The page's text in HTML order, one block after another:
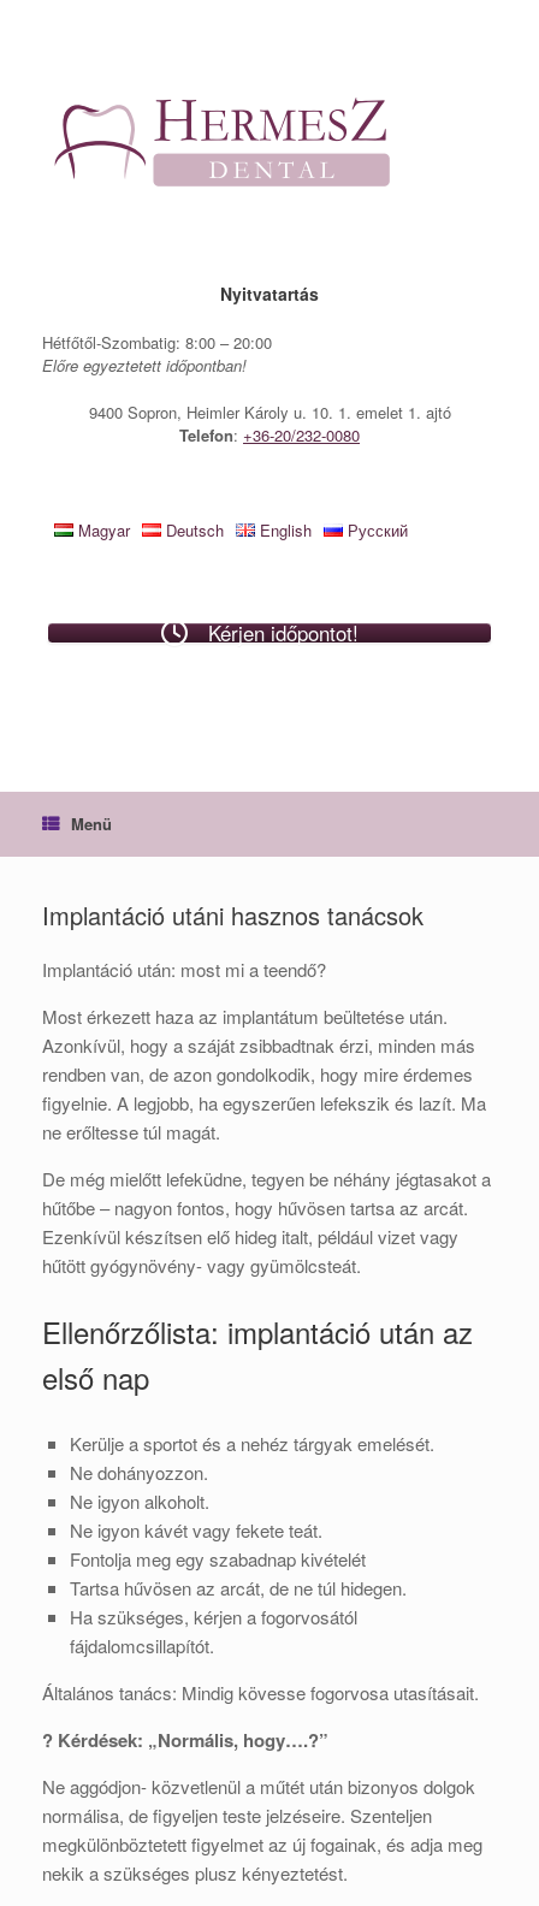
Nyitvatartás
Hétfőtől-Szombatig: 8:00 – 20:00
Előre egyeztetett időpontban!
9400 Sopron, Heimler Károly u. 10. 1. emelet 1. ajtó
Telefon: +36-20/232-0080
Magyar Deutsch English Русский
Kérjen időpontot!
Menü
Implantáció utáni hasznos tanácsok
Implantáció után: most mi a teendő?
Most érkezett haza az implantátum beültetése után.
Azonkívül, hogy a száját zsibbadtnak érzi, minden más
rendben van, de azon gondolkodik, hogy mire érdemes
figyelnie. A legjobb, ha egyszerűen lefekszik és lazít. Ma
ne erőltesse túl magát.
De még mielőtt lefeküdne, tegyen be néhány jégtasakot a
hűtőbe – nagyon fontos, hogy hűvösen tartsa az arcát.
Ezenkívül készítsen elő hideg italt, például vizet vagy
hűtött gyógynövény- vagy gyümölcsteát.
Ellenőrzőlista: implantáció után az
első nap
Kerülje a sportot és a nehéz tárgyak emelését.
Ne dohányozzon.
Ne igyon alkoholt.
Ne igyon kávét vagy fekete teát.
Fontolja meg egy szabadnap kivételét
Tartsa hűvösen az arcát, de ne túl hidegen.
Ha szükséges, kérjen a fogorvosától
fájdalomcsillapítót.
Általános tanács: Mindig kövesse fogorvosa utasításait.
? Kérdések: „Normális, hogy….?”
Ne aggódjon- közvetlenül a műtét után bizonyos dolgok
normálisa, de figyeljen teste jelzéseire. Szenteljen
megkülönböztetett figyelmet az új fogainak, és adja meg
nekik a szükséges plusz kényeztetést.